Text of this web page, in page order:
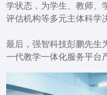
学状态，为学生、教师、
评估机构等多元主体科学
最后，强智科技彭鹏先生
一代教学一体化服务平台